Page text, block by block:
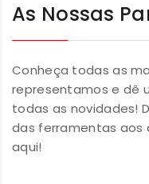
As Nossas
Conheça todas as
representamos e dê
todas as novidades!
das ferramentas aos
aqui!